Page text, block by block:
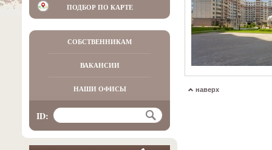
ПОДБОР ПО КАРТЕ
СОБСТВЕННИКАМ
ВАКАНСИИ
НАШИ ОФИСЫ
ID:
наверх